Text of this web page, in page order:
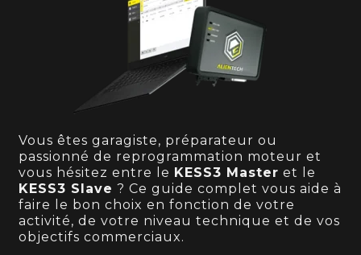
Vous êtes garagiste, préparateur ou
passionné de reprogrammation moteur et
vous hésitez entre le KESS3 Master et le
KESS3 Slave ? Ce guide complet vous aide à
faire le bon choix en fonction de votre
activité, de votre niveau technique et de vos
objectifs commerciaux.